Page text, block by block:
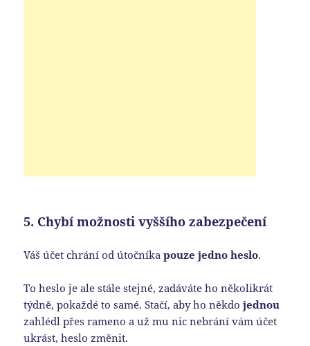
5. Chybí možnosti vyššího zabezpečení
Váš účet chrání od útočníkapouze jedno heslo.
To heslo je ale stále stejné, zadáváte ho několikrát
týdně, pokaždé to samé. Stačí, aby ho někdojednou
zahlédl přes rameno a už mu nic nebrání vám účet
ukrást, heslo změnit.